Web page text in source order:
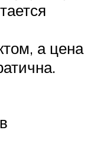
а цена